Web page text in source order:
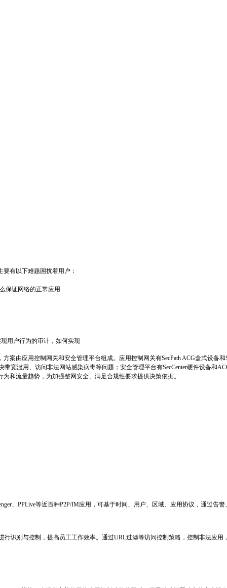
有以下难题困扰着用户：
保证网络的正常应用
用户行为的审计，如何实现
案由应用控制网关和安全管理平台组成。应用控制网关有SecPath ACG盒式设备和
宽滥用、访问非法网站感染病毒等问题；安全管理平台有SecCenter硬件设备和
和流量趋势，为加强整网安全、满足合规性要求提供决策依据。
、 PPLive等近百种P2P/IM应用，可基于时间、用户、区域、应用协议，通过告
行识别与控制，提高员工工作效率。通过URL过滤等访问控制策略，控制非法应用